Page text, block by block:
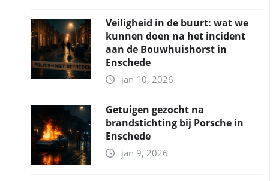
Veiligheid in de buurt: wat we
kunnen doen na het incident
aan de Bouwhuishorst in
Enschede
jan 10, 2026
Getuigen gezocht na
brandstichting bij Porsche in
Enschede
jan 9, 2026